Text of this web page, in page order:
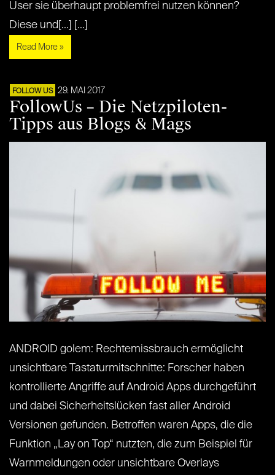
User sie überhaupt problemfrei nutzen können?
Diese und[...] [...]
Read More »
FOLLOW US 29. MAI 2017
FollowUs – Die Netzpiloten-
Tipps aus Blogs & Mags
ANDROID golem: Rechtemissbrauch ermöglicht
unsichtbare Tastaturmitschnitte: Forscher haben
kontrollierte Angriffe auf Android Apps durchgeführt
und dabei Sicherheitslücken fast aller Android
Versionen gefunden. Betroffen waren Apps, die die
Funktion „Lay on Top“ nutzten, die zum Beispiel für
Warnmeldungen oder unsichtbare Overlays